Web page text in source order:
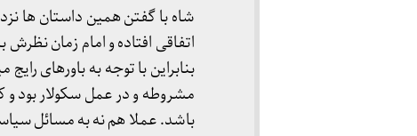
شاه با گفتن همین داستان ها
اتفاقی افتاده و امام زمان
بنابراین با توجه به باورهای
مشروطه و در عمل سکولار بود
باشد. عملا هم نه به مسائل